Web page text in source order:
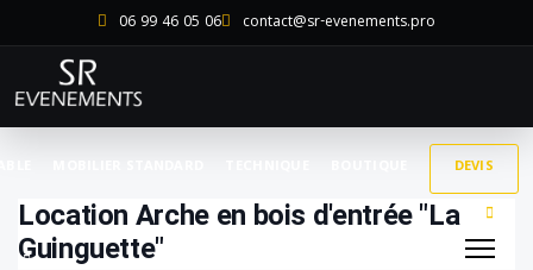
06 99 46 05 06 contact@sr-evenements.pro
DEVIS
Location Arche en bois d'entrée "La
Guinguette"